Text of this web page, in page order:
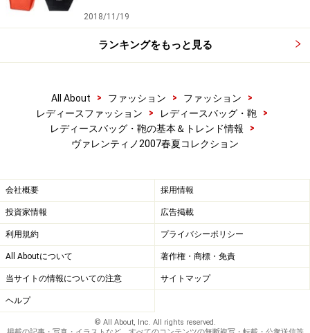
※記事内容は執筆時点のものです。最新の内容をご確認くださ
1/3 次のページへ
2018/11/19
ランキングをもっと見る
All About > ファッション > ファッション
>
レディースファッション
> レディースバッグ・鞄
>
レディースバッグ・鞄の基本＆トレンド情報
>
ヴァレンティノ2007春夏コレクション
会社概要 採用情報
投資家情報 広告掲載
利用規約 プライバシーポリシー
All Aboutについて 著作権・商標・免責
当サイトの情報についての注意 サイトマップ
ヘルプ
© All About, Inc. All rights reserved.